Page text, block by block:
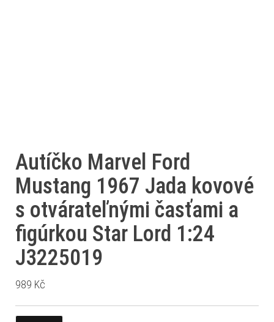
Autíčko Marvel Ford
Mustang 1967 Jada kovové
s otvárateľnými časťami a
figúrkou Star Lord 1:24
J3225019
989 Kč